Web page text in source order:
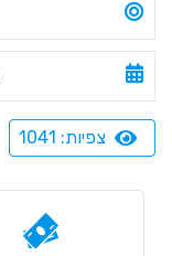
צפיות: 1041